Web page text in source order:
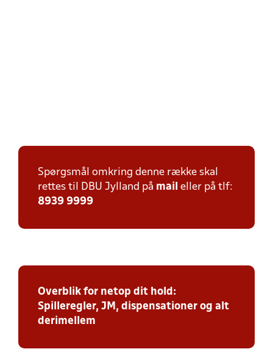
Spørgsmål omkring denne række skal
rettes til DBU Jylland på mail eller på tlf:
8939 9999
Overblik for netop dit hold:
Spilleregler, JM, dispensationer og alt
derimellem